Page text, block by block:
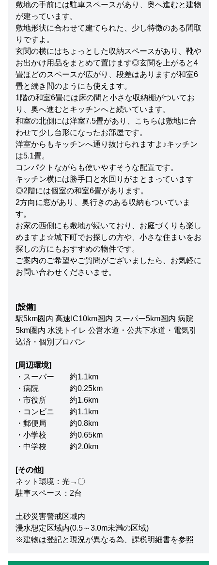
敷地の手前には駐車スペースがあり、奥へ進むと建物
が建っています。
敷地形状に合わせて建てられた、少し特徴のある間取
りですよ。
玄関の横にはちょっとした収納スペースがあり、靴や
お出かけ用品をまとめて置けます◎玄関を上がると4
畳ほどのスペースが広がり、段差はありますが和室6
畳と続き間のようにも使えます。
1階の和室6畳には床の間と小さな収納棚がついてお
り、奥へ進むとキッチンへと続いています。
和室の北側には洋室7.5畳があり、こちらは敷地に合
わせて少し台形になったお部屋です。
洋室からもキッチンへ通り抜けられますよ♪キッチン
は5.1畳。
コンパクトながらも使いやすそうな配置です。
キッチン横には勝手口と水回りがまとまっています
◎2階には個室の和室6畳があります。
2方向に窓があり、奥行きのある収納もついていま
す。
お家の西側にも敷地が続いており、お庭づくりも楽し
めますよ☆城下町でお探しの方や、小さな住まいをお
探しの方にもおすすめの物件です。
ご案内のご希望やご質問がございましたら、お気軽に
お問い合わせくださいませ。
[設備]
駅5km圏内 高速IC10km圏内 スーパー5km圏内 病院
5km圏内 水洗トイレ 公営水道・公共下水道・電気引
込済・個別プロパン
[周辺環境]
・スーパー 約1.1km
・病院 約0.25km
・市役所 約1.6km
・コンビニ 約1.1km
・郵便局 約0.8km
・小学校 約0.65km
・中学校 約2.0km
[その他]
ネット環境：光→〇
駐車スペース：2台
土砂災害警戒区域内
浸水想定区域内(0.5～3.0m未満の区域)
※建物は登記と現況が異なる為、課税明細書を参照